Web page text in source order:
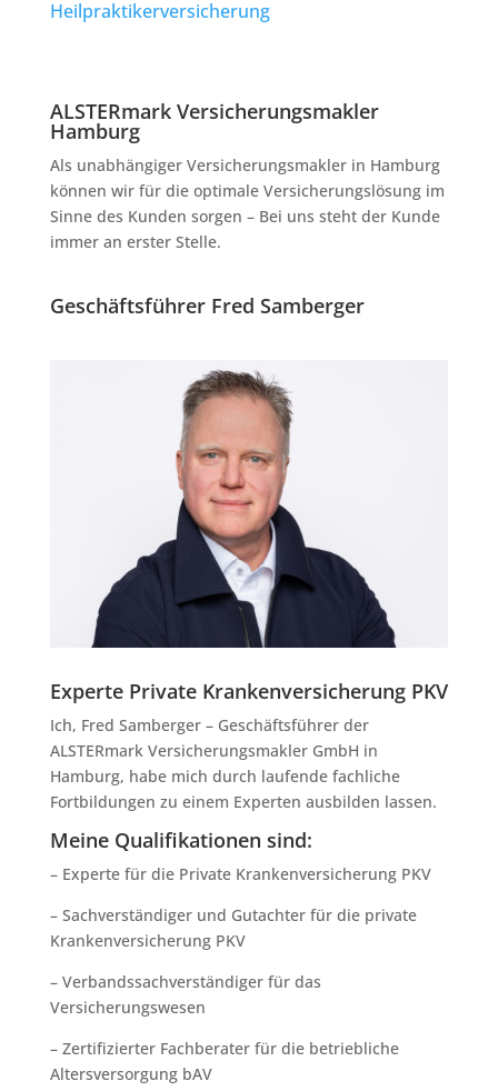
Heilpraktikerversicherung
ALSTERmark Versicherungsmakler
Hamburg
Als unabhängiger Versicherungsmakler in Hamburg
können wir für die optimale Versicherungslösung im
Sinne des Kunden sorgen – Bei uns steht der Kunde
immer an erster Stelle.
Geschäftsführer Fred Samberger
Experte Private Krankenversicherung PKV
Ich, Fred Samberger – Geschäftsführer der
ALSTERmark Versicherungsmakler GmbH in
Hamburg, habe mich durch laufende fachliche
Fortbildungen zu einem Experten ausbilden lassen.
Meine Qualifikationen sind:
– Experte für die Private Krankenversicherung PKV
– Sachverständiger und Gutachter für die private
Krankenversicherung PKV
– Verbandssachverständiger für das
Versicherungswesen
– Zertifizierter Fachberater für die betriebliche
Altersversorgung bAV